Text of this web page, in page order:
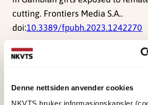
Denne nettsiden anvender cookies
NKVTS bruker informasjonskapsler
cutting. Frontiers Media S.A..
doi:10.3389/fpubh.2023.1242270
Publisert: